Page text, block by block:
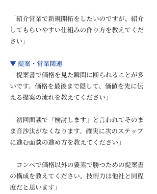
「紹介営業で新規開拓をしたいのですが、紹介
してもらいやすい仕組みの作り方を教えてくだ
さい」
▼ 提案・営業関連
「提案書で価格を見た瞬間に断られることが多
いです。価格を最後まで隠して、価値を先に伝
える提案の流れを教えてください」
「初回面談で『検討します』と言われてそのま
ま音沙汰がなくなります。確実に次のステップ
に進む面談の進め方を教えてください」
「コンペで価格以外の要素で勝つための提案書
の構成を教えてください。技術力は他社と同程
度だと思います」